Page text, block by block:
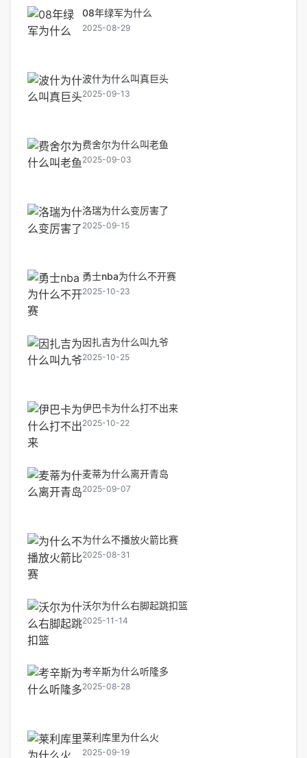
08年绿军为什么
2025-08-29
波什为什么叫真巨头
2025-09-13
费舍尔为什么叫老鱼
2025-09-03
洛瑞为什么变厉害了
2025-09-15
勇士nba为什么不开赛
2025-10-23
因扎吉为什么叫九爷
2025-10-25
伊巴卡为什么打不出来
2025-10-22
麦蒂为什么离开青岛
2025-09-07
为什么不播放火箭比赛
2025-08-31
沃尔为什么右脚起跳扣篮
2025-11-14
考辛斯为什么听隆多
2025-08-28
莱利库里为什么火
2025-09-19